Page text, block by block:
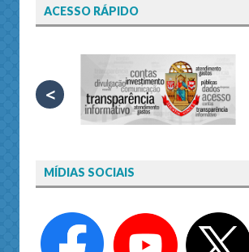
ACESSO RÁPIDO
<
MÍDIAS SOCIAIS